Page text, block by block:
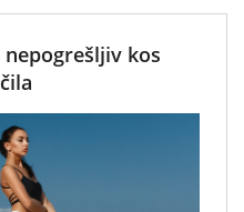
kos